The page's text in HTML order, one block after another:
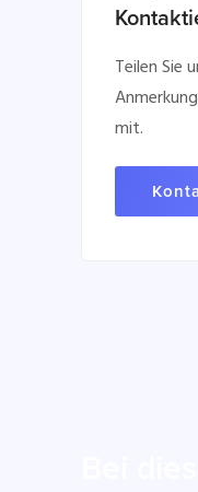
Teilen Sie
mit.